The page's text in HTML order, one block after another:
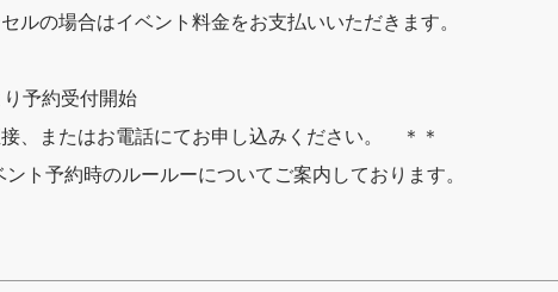
ルの場合はイベント料金をお支払いいただきます。
予約受付開始
はお電話にてお申し込みください。 ＊＊
ント予約時のルールーについてご案内しております。